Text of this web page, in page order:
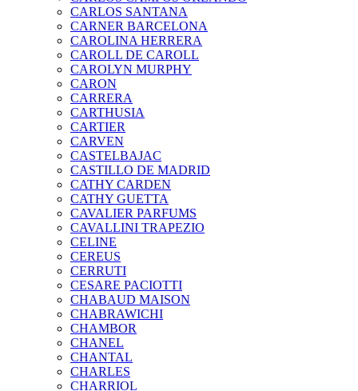
CARLOS SANTANA
CARNER BARCELONA
CAROLINA HERRERA
CAROLL DE CAROLL
CAROLYN MURPHY
CARON
CARRERA
CARTHUSIA
CARTIER
CARVEN
CASTELBAJAC
CASTILLO DE MADRID
CATHY CARDEN
CATHY GUETTA
CAVALIER PARFUMS
CAVALLINI TRAPEZIO
CELINE
CEREUS
CERRUTI
CESARE PACIOTTI
CHABAUD MAISON
CHABRAWICHI
CHAMBOR
CHANEL
CHANTAL
CHARLES
CHARRIOL